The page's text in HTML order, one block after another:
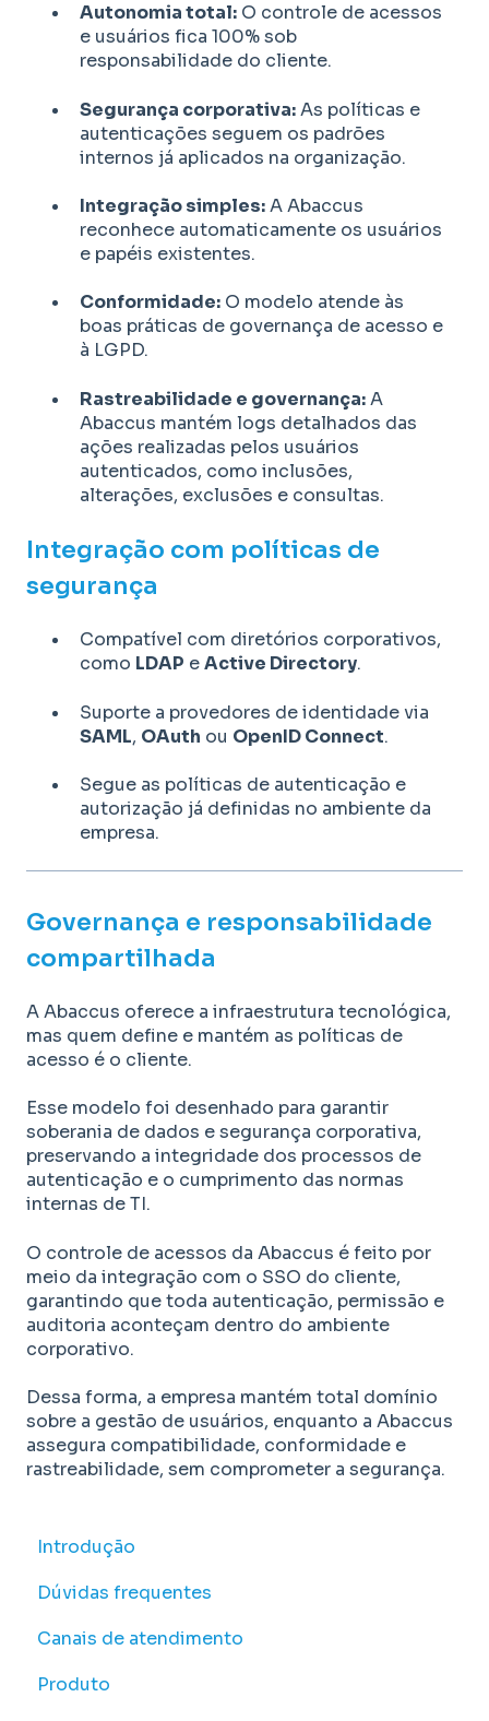
Autonomia total: O controle de acessos
e usuários fica 100% sob
responsabilidade do cliente.
Segurança corporativa:As políticas e
autenticações seguem os padrões
internos já aplicados na organização.
Integração simples:A Abaccus
reconhece automaticamente os usuários
e papéis existentes.
Conformidade: O modelo atende às
boas práticas de governança de acesso e
à LGPD.
Rastreabilidade e governança:A
Abaccus mantém logs detalhados das
ações realizadas pelos usuários
autenticados, como inclusões,
alterações, exclusões e consultas.
Integração com políticas de
segurança
Compatível com diretórios corporativos,
como LDAP eActive Directory.
Suporte a provedores de identidade via
SAML, OAuth ou OpenID Connect.
Segue as políticas de autenticação e
autorização já definidas no ambiente da
empresa.
Governança e responsabilidade
compartilhada
A Abaccus oferece a infraestrutura tecnológica,
mas quem define e mantém as políticas de
acesso é o cliente.
Esse modelo foi desenhado para garantir
soberania de dados e segurança corporativa,
preservando a integridade dos processos de
autenticação e o cumprimento das normas
internas de TI.
O controle de acessos da Abaccus é feito por
meio da integração com o SSO do cliente,
garantindo que toda autenticação, permissão e
auditoria aconteçam dentro do ambiente
corporativo.
Dessa forma, a empresa mantém total domínio
sobre a gestão de usuários, enquanto a Abaccus
assegura compatibilidade, conformidade e
rastreabilidade, sem comprometer a segurança.
Introdução
Dúvidas frequentes
Canais de atendimento
Produto